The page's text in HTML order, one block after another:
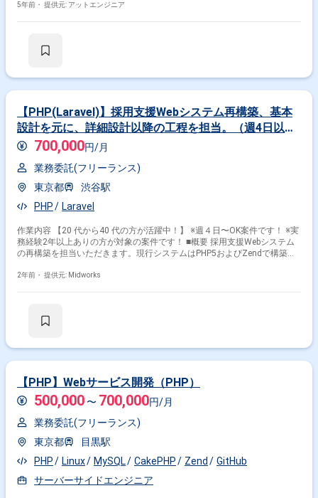
要件はある程度決まっている為、設計から参加頂きますがFWや他使用ツ
5年前・ 提供元: アットエンジニア
【PHP(Laravel)】採用支援Webシステム再構築、基本
設計を元に、詳細設計以降の工程を担当。（週4日以上
稼働可能な方にぴったり・20代〜40代活躍中！）
700,000円/月
業務委託(フリーランス)
東京都
渋谷駅
PHP
Laravel
作業内容 【20 代から40 代の方が活躍中！】 ※週４日〜OK案件です！ ※実
務経験2年以上ありの方が対象の案件です！ ■概要 採用支援Webシステム
の再構築を担当いただきます。現行システムはPHP5およびZendで構築さ
基本設計を基に、詳細設計以降の工程を主に担当していただきます。 ■具
勤務開始時には、プロジェクトの一員として、コミュニケーションを取り
です。 ------------------------------------------------------------------ ※弊社では、法人、請負いの
案件は取り扱っておりません。
2年前・ 提供元: Midworks
【PHP】Webサービス開発（PHP）
500,000 〜 700,000円/月
業務委託(フリーランス)
東京都
目黒駅
PHP
Linux MySQL CakePHP Zend
GitHub
サーバーサイドエンジニア